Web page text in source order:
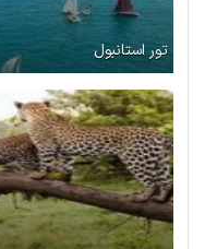
تور استانبول